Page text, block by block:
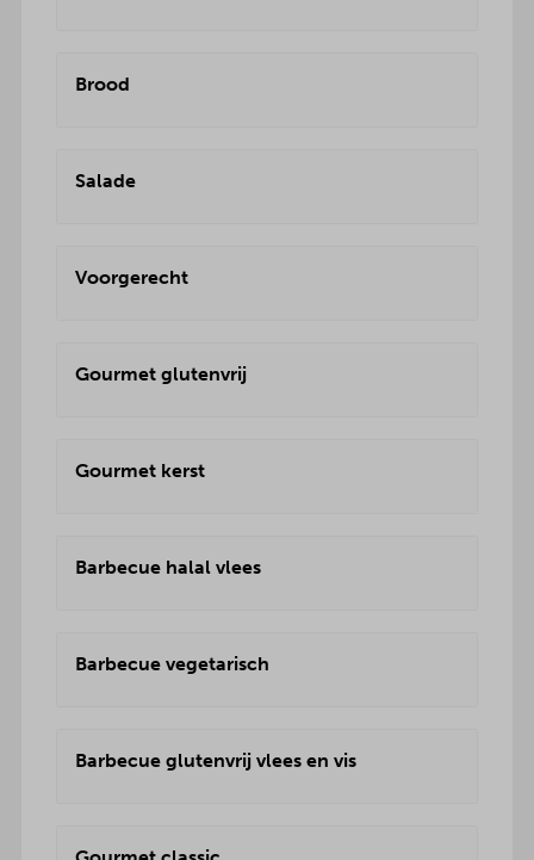
Brood
Salade
Voorgerecht
Gourmet glutenvrij
Gourmet kerst
Barbecue halal vlees
Barbecue vegetarisch
Barbecue glutenvrij vlees en vis